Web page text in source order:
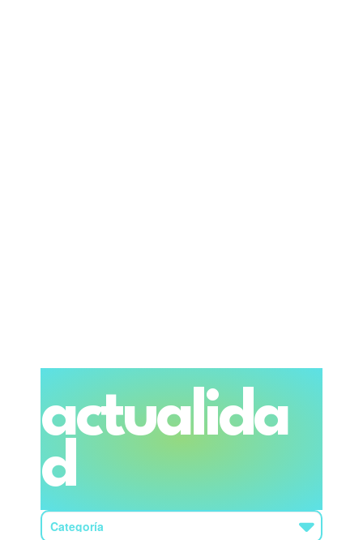
actualida
d